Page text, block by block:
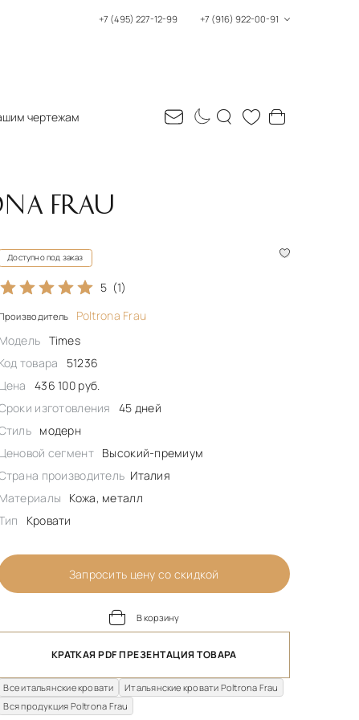
+7 (495) 227-12-99 +7 (916) 922-00-91
чертежам
FRAU
Доступно под заказ
5 (1)
Poltrona Frau
Модель Times
Код товара
51236
Цена
436 100 руб.
изготовления
45 дней
модерн
Ценовой сегмент Высокий-премиум
производитель Италия
Материалы
Кожа, металл
Кровати
Запросить цену со скидкой
В корзину
КРАТКАЯ PDF ПРЕЗЕНТАЦИЯ ТОВАРА
Все итальянские кровати
Итальянские кровати Poltrona Frau
Вся продукция Poltrona Frau